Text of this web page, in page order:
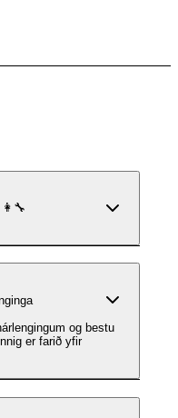
og bestu
er farið yfir